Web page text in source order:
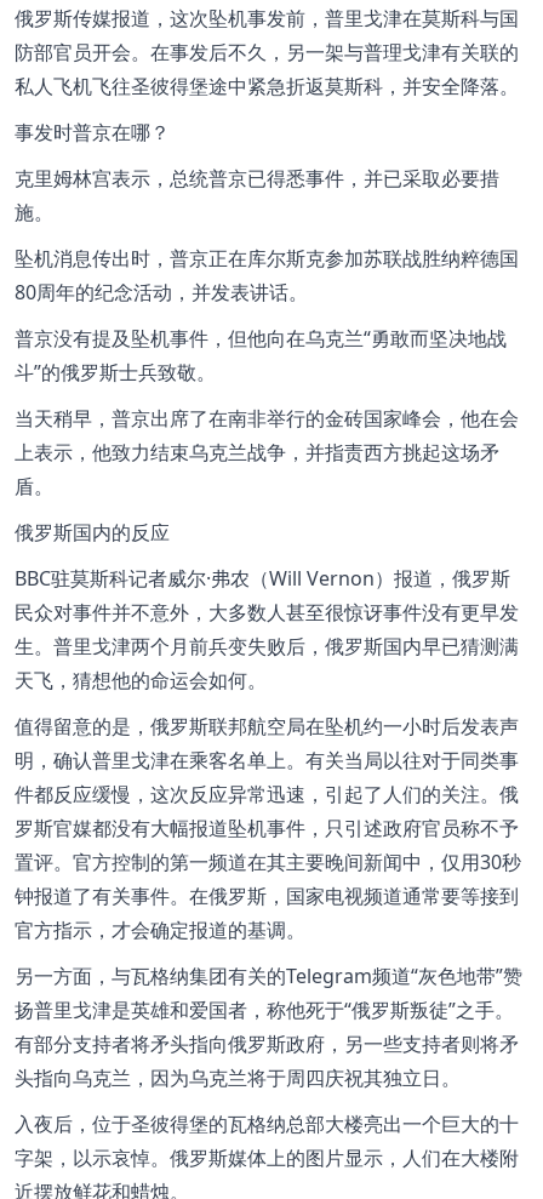
俄罗斯传媒报道，这次坠机事发前，普里戈津在莫斯科与国
防部官员开会。在事发后不久，另一架与普理戈津有关联的
私人飞机飞往圣彼得堡途中紧急折返莫斯科，并安全降落。
事发时普京在哪？
克里姆林宫表示，总统普京已得悉事件，并已采取必要措
施。
坠机消息传出时，普京正在库尔斯克参加苏联战胜纳粹德国
80周年的纪念活动，并发表讲话。
普京没有提及坠机事件，但他向在乌克兰“勇敢而坚决地战
斗”的俄罗斯士兵致敬。
当天稍早，普京出席了在南非举行的金砖国家峰会，他在会
上表示，他致力结束乌克兰战争，并指责西方挑起这场矛
盾。
俄罗斯国内的反应
BBC驻莫斯科记者威尔·弗农（Will Vernon）报道，俄罗斯
民众对事件并不意外，大多数人甚至很惊讶事件没有更早发
生。普里戈津两个月前兵变失败后，俄罗斯国内早已猜测满
天飞，猜想他的命运会如何。
值得留意的是，俄罗斯联邦航空局在坠机约一小时后发表声
明，确认普里戈津在乘客名单上。有关当局以往对于同类事
件都反应缓慢，这次反应异常迅速，引起了人们的关注。俄
罗斯官媒都没有大幅报道坠机事件，只引述政府官员称不予
置评。官方控制的第一频道在其主要晚间新闻中，仅用30秒
钟报道了有关事件。在俄罗斯，国家电视频道通常要等接到
官方指示，才会确定报道的基调。
另一方面，与瓦格纳集团有关的Telegram频道“灰色地带”赞
扬普里戈津是英雄和爱国者，称他死于“俄罗斯叛徒”之手。
有部分支持者将矛头指向俄罗斯政府，另一些支持者则将矛
头指向乌克兰，因为乌克兰将于周四庆祝其独立日。
入夜后，位于圣彼得堡的瓦格纳总部大楼亮出一个巨大的十
字架，以示哀悼。俄罗斯媒体上的图片显示，人们在大楼附
近摆放鲜花和蜡烛。